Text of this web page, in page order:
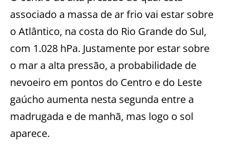
associado a massa de ar frio vai estar sobre
o Atlântico, na costa do Rio Grande do Sul,
com 1.028 hPa. Justamente por estar sobre
o mar a alta pressão, a probabilidade de
nevoeiro em pontos do Centro e do Leste
gaúcho aumenta nesta segunda entre a
madrugada e de manhã, mas logo o sol
aparece.